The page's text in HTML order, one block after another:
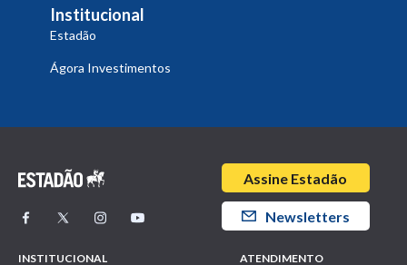
Institucional
Estadão
Ágora Investimentos
INSTITUCIONAL ATENDIMENTO
Assine Estadão
Newsletters